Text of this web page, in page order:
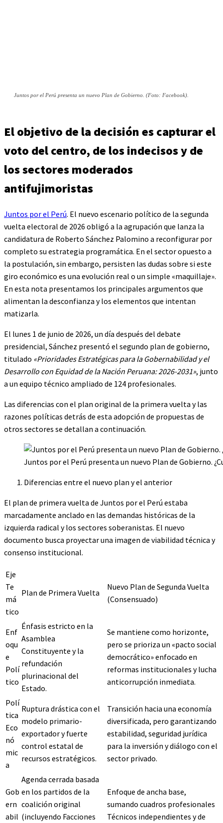
Juntos por el Perú presenta un nuevo Plan de Gobierno. (Foto: Facebook).
El objetivo de la decisión es capturar el
voto del centro, de los indecisos y de
los sectores moderados
antifujimoristas
Juntos por el Perú. El nuevo escenario político de la segunda
vuelta electoral de 2026 obligó a la agrupación que lanza la
candidatura de Roberto Sánchez Palomino a reconfigurar por
completo su estrategia programática. En el sector opuesto a
la postulación, sin embargo, persisten las dudas sobre si este
giro económico es una evolución real o un simple «maquillaje».
En esta nota presentamos los principales argumentos que
alimentan la desconfianza y los elementos que intentan
matizarla.
El lunes 1 de junio de 2026, un día después del debate
presidencial, Sánchez presentó el segundo plan de gobierno,
titulado «Prioridades Estratégicas para la Gobernabilidad y el
Desarrollo con Equidad de la Nación Peruana: 2026-2031», junto
a un equipo técnico ampliado de 124 profesionales.
Las diferencias con el plan original de la primera vuelta y las
razones políticas detrás de esta adopción de propuestas de
otros sectores se detallan a continuación.
Juntos por el Perú presenta un nuevo Plan de Gobierno.
Diferencias entre el nuevo plan y el anterior
El plan de primera vuelta de Juntos por el Perú estaba
marcadamente anclado en las demandas históricas de la
izquierda radical y los sectores soberanistas. El nuevo
documento busca proyectar una imagen de viabilidad técnica y
consenso institucional.
Eje
Te
má
tico
Plan de Primera Vuelta
Nuevo Plan de Segunda Vuelta
(Consensuado)
Enf
oqu
e
Polí
tico
Énfasis estricto en la
Asamblea
Constituyente y la
refundación
plurinacional del
Estado.
Se mantiene como horizonte,
pero se prioriza un «pacto social
democrático» enfocado en
reformas institucionales y lucha
anticorrupción inmediata.
Polí
tica
Eco
nó
mic
a
Ruptura drástica con el
modelo primario-
exportador y fuerte
control estatal de
recursos estratégicos.
Transición hacia una economía
diversificada, pero garantizando
estabilidad, seguridad jurídica
para la inversión y diálogo con el
sector privado.
Gob
ern
abil
Agenda cerrada basada
en los partidos de la
coalición original
(incluyendo Facciones
Enfoque de ancha base,
sumando cuadros profesionales
Técnicos independientes y de